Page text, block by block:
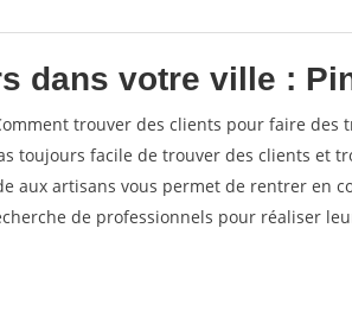
dans votre ville :
trouver des clients pour faire des
toujours facile de trouver des clients et
aux artisans vous permet de rentrer en
de professionnels pour réaliser